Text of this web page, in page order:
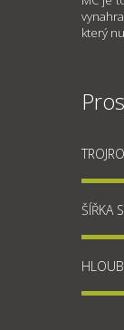
který
ŠÍŘKA